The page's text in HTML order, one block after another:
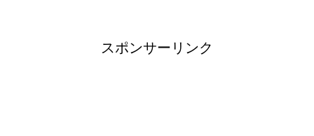
スポンサーリンク